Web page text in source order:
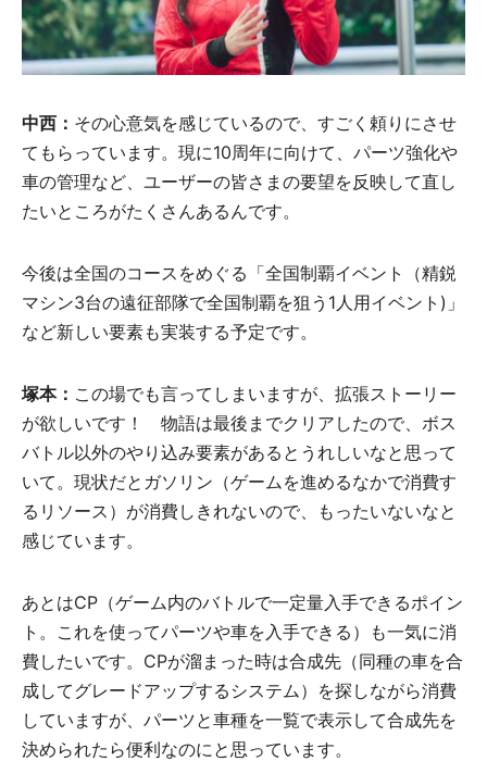
中西： その心意気を感じているので、すごく頼りにさせ
てもらっています。現に10周年に向けて、パーツ強化や
車の管理など、ユーザーの皆さまの要望を反映して直し
たいところがたくさんあるんです。
今後は全国のコースをめぐる「全国制覇イベント（精鋭
マシン3台の遠征部隊で全国制覇を狙う1人用イベント)」
など新しい要素も実装する予定です。
塚本： この場でも言ってしまいますが、拡張ストーリー
が欲しいです！ 物語は最後までクリアしたので、ボス
バトル以外のやり込み要素があるとうれしいなと思って
いて。現状だとガソリン（ゲームを進めるなかで消費す
るリソース）が消費しきれないので、もったいないなと
感じています。
あとはCP（ゲーム内のバトルで一定量入手できるポイン
ト。これを使ってパーツや車を入手できる）も一気に消
費したいです。CPが溜まった時は合成先（同種の車を合
成してグレードアップするシステム）を探しながら消費
していますが、パーツと車種を一覧で表示して合成先を
決められたら便利なのにと思っています。